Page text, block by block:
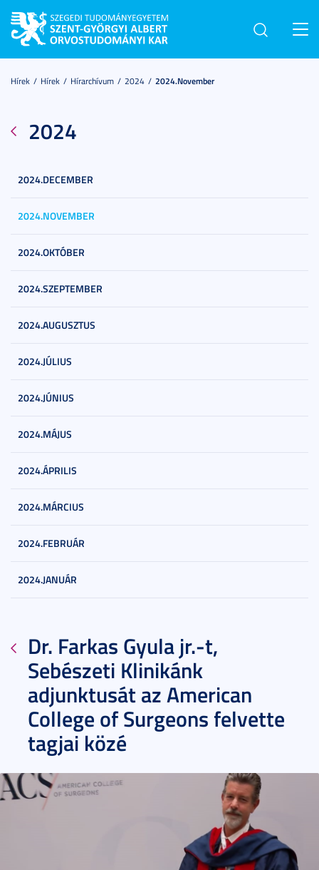
Hírek Hírek Hírarchívum 2024 2024.november
2024
2024.DECEMBER
2024.NOVEMBER
2024.OKTÓBER
2024.SZEPTEMBER
2024.AUGUSZTUS
2024.JÚLIUS
2024.JÚNIUS
2024.MÁJUS
2024.ÁPRILIS
2024.MÁRCIUS
2024.FEBRUÁR
2024.JANUÁR
Dr. Farkas Gyula jr.-t,
Sebészeti Klinikánk
adjunktusát az American
College of Surgeons felvette
tagjai közé